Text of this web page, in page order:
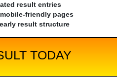
result entries
friendly pages
result structure
TODAY